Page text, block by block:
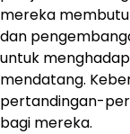
mereka
dan
untuk
mendatang.
pertandingan-
bagi mereka.